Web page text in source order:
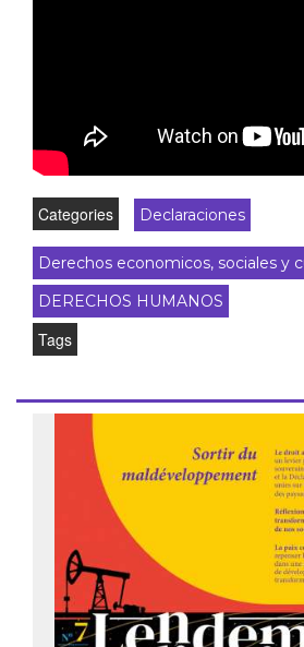
Categories Declaraciones
Derechos economicos, sociales y
DERECHOS HUMANOS
Tags